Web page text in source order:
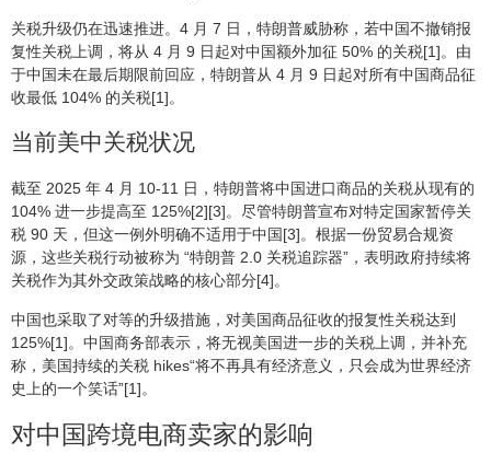
关税升级仍在迅速推进。4 月 7 日，特朗普威胁称，若中国不撤销报
复性关税上调，将从 4 月 9 日起对中国额外加征 50% 的关税[1]。由
于中国未在最后期限前回应，特朗普从 4 月 9 日起对所有中国商品征
收最低 104% 的关税[1]。
当前美中关税状况
截至 2025 年 4 月 10-11 日，特朗普将中国进口商品的关税从现有的
104% 进一步提高至 125%[2][3]。尽管特朗普宣布对特定国家暂停关
税 90 天，但这一例外明确不适用于中国[3]。根据一份贸易合规资
源，这些关税行动被称为 “特朗普 2.0 关税追踪器”，表明政府持续将
关税作为其外交政策战略的核心部分[4]。
中国也采取了对等的升级措施，对美国商品征收的报复性关税达到
125%[1]。中国商务部表示，将无视美国进一步的关税上调，并补充
称，美国持续的关税 hikes“将不再具有经济意义，只会成为世界经济
史上的一个笑话”[1]。
对中国跨境电商卖家的影响